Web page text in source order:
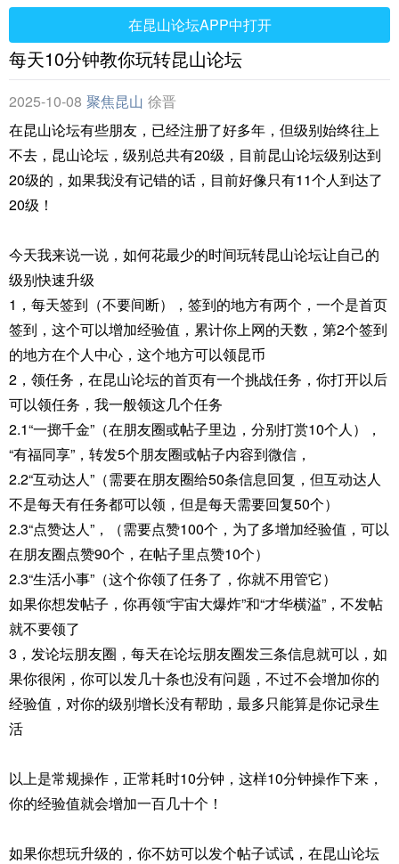
在昆山论坛APP中打开
每天10分钟教你玩转昆山论坛
2025-10-08 聚焦昆山 徐晋
在昆山论坛有些朋友，已经注册了好多年，但级别始终往上
不去，昆山论坛，级别总共有20级，目前昆山论坛级别达到
20级的，如果我没有记错的话，目前好像只有11个人到达了
20级！
今天我来说一说，如何花最少的时间玩转昆山论坛让自己的
级别快速升级
1，每天签到（不要间断），签到的地方有两个，一个是首页
签到，这个可以增加经验值，累计你上网的天数，第2个签到
的地方在个人中心，这个地方可以领昆币
2，领任务，在昆山论坛的首页有一个挑战任务，你打开以后
可以领任务，我一般领这几个任务
2.1“一掷千金”（在朋友圈或帖子里边，分别打赏10个人），
“有福同享”，转发5个朋友圈或帖子内容到微信，
2.2“互动达人”（需要在朋友圈给50条信息回复，但互动达人
不是每天有任务都可以领，但是每天需要回复50个）
2.3“点赞达人”，（需要点赞100个，为了多增加经验值，可以
在朋友圈点赞90个，在帖子里点赞10个）
2.3“生活小事”（这个你领了任务了，你就不用管它）
如果你想发帖子，你再领“宇宙大爆炸”和“才华横溢”，不发帖
就不要领了
3，发论坛朋友圈，每天在论坛朋友圈发三条信息就可以，如
果你很闲，你可以发几十条也没有问题，不过不会增加你的
经验值，对你的级别增长没有帮助，最多只能算是你记录生
活
以上是常规操作，正常耗时10分钟，这样10分钟操作下来，
你的经验值就会增加一百几十个！
如果你想玩升级的，你不妨可以发个帖子试试，在昆山论坛